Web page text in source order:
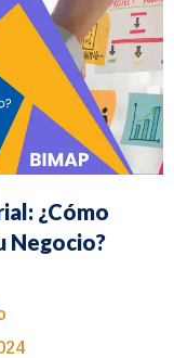
¿Cómo
Negocio?